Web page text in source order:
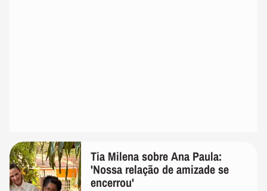
Tia Milena sobre Ana Paula:
'Nossa relação de amizade se
encerrou'